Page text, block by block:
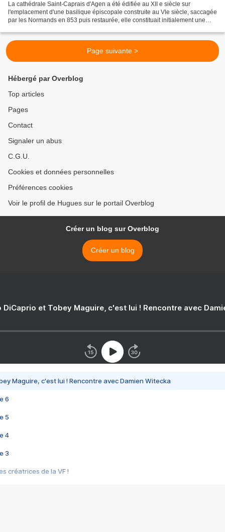
La cathédrale Saint‑Caprais d'Agen a été édifiée au XII e siècle sur
l'emplacement d'une basilique épiscopale construite au Vle siècle, saccagée
par les Normands en 853 puis restaurée, elle constituait initialement une
Page suivante >
Hébergé par Overblog
Top articles
Pages
Contact
Signaler un abus
C.G.U.
Cookies et données personnelles
Préférences cookies
Voir le profil de Hugues sur le portail Overblog
Créer un blog sur Overblog
Créer un blog
DiCaprio et Tobey Maguire, c'est lui ! Rencontre avec
Maguire, c'est lui ! Rencontre avec Damien Witecka
6
5
4
3
créatrices de la VF !